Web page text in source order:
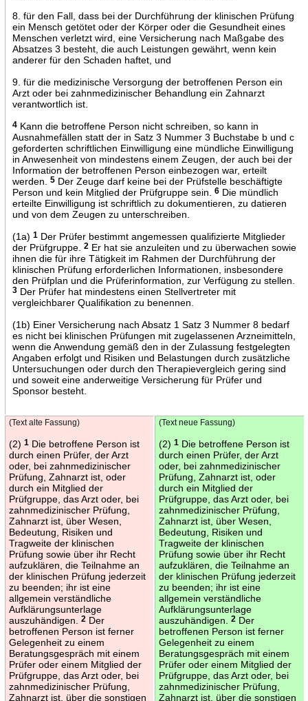
8. für den Fall, dass bei der Durchführung der klinischen Prüfung
ein Mensch getötet oder der Körper oder die Gesundheit eines
Menschen verletzt wird, eine Versicherung nach Maßgabe des
Absatzes 3 besteht, die auch Leistungen gewährt, wenn kein
anderer für den Schaden haftet, und
9. für die medizinische Versorgung der betroffenen Person ein
Arzt oder bei zahnmedizinischer Behandlung ein Zahnarzt
verantwortlich ist.
4Kann die betroffene Person nicht schreiben, so kann in
Ausnahmefällen statt der in Satz 3 Nummer 3 Buchstabe b und c
geforderten schriftlichen Einwilligung eine mündliche Einwilligung
in Anwesenheit von mindestens einem Zeugen, der auch bei der
Information der betroffenen Person einbezogen war, erteilt
werden.
5Der Zeuge darf keine bei der Prüfstelle beschäftigte
Person und kein Mitglied der Prüfgruppe sein.
6Die mündlich
erteilte Einwilligung ist schriftlich zu dokumentieren, zu datieren
und von dem Zeugen zu unterschreiben.
(1a) 1Der Prüfer bestimmt angemessen qualifizierte Mitglieder
der Prüfgruppe.
2Er hat sie anzuleiten und zu überwachen sowie
ihnen die für ihre Tätigkeit im Rahmen der Durchführung der
klinischen Prüfung erforderlichen Informationen, insbesondere
den Prüfplan und die Prüferinformation, zur Verfügung zu stellen.
3Der Prüfer hat mindestens einen Stellvertreter mit
vergleichbarer Qualifikation zu benennen.
(1b) Einer Versicherung nach Absatz 1 Satz 3 Nummer 8 bedarf
es nicht bei klinischen Prüfungen mit zugelassenen Arzneimitteln,
wenn die Anwendung gemäß den in der Zulassung festgelegten
Angaben erfolgt und Risiken und Belastungen durch zusätzliche
Untersuchungen oder durch den Therapievergleich gering sind
und soweit eine anderweitige Versicherung für Prüfer und
Sponsor besteht.
(Text alte Fassung)
(2) 1Die betroffene Person ist
durch einen Prüfer, der Arzt
oder, bei zahnmedizinischer
Prüfung, Zahnarzt ist, oder
durch ein Mitglied der
Prüfgruppe, das Arzt oder, bei
zahnmedizinischer Prüfung,
Zahnarzt ist, über Wesen,
Bedeutung, Risiken und
Tragweite der klinischen
Prüfung sowie über ihr Recht
aufzuklären, die Teilnahme an
der klinischen Prüfung jederzeit
zu beenden; ihr ist eine
allgemein verständliche
Aufklärungsunterlage
auszuhändigen.
2Der
betroffenen Person ist ferner
Gelegenheit zu einem
Beratungsgespräch mit einem
Prüfer oder einem Mitglied der
Prüfgruppe, das Arzt oder, bei
zahnmedizinischer Prüfung,
Zahnarzt ist, über die sonstigen
(Text neue Fassung)
(2) 1Die betroffene Person ist
durch einen Prüfer, der Arzt
oder, bei zahnmedizinischer
Prüfung, Zahnarzt ist, oder
durch ein Mitglied der
Prüfgruppe, das Arzt oder, bei
zahnmedizinischer Prüfung,
Zahnarzt ist, über Wesen,
Bedeutung, Risiken und
Tragweite der klinischen
Prüfung sowie über ihr Recht
aufzuklären, die Teilnahme an
der klinischen Prüfung jederzeit
zu beenden; ihr ist eine
allgemein verständliche
Aufklärungsunterlage
auszuhändigen.
2Der
betroffenen Person ist ferner
Gelegenheit zu einem
Beratungsgespräch mit einem
Prüfer oder einem Mitglied der
Prüfgruppe, das Arzt oder, bei
zahnmedizinischer Prüfung,
Zahnarzt ist, über die sonstigen